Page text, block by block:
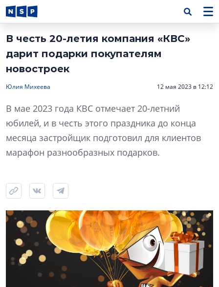
В честь 20-летия компания «КВС»
дарит подарки покупателям
новостроек
Юлия Михеева 12 мая 2023 в 12:12
В мае 2023 года КВС отмечает 20-летний
юбилей, и в честь этого праздника до конца
месяца застройщик подготовил для клиентов
марафон разнообразных подарков.